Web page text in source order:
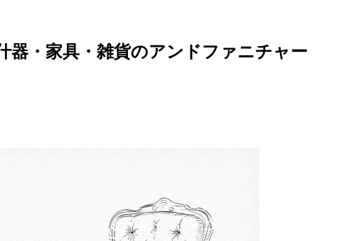
器・家具・雑貨のアンドファニチャー